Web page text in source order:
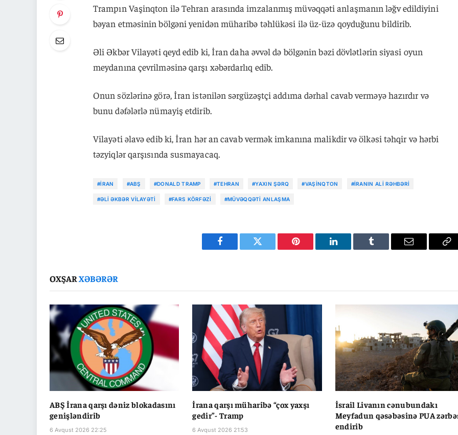
Trampın Vaşinqton ilə Tehran arasında imzalanmış müvəqqəti anlaşmanın ləğv edildiyini
bəyan etməsinin bölgəni yenidən müharibə təhlükəsi ilə üz-üzə qoyduğunu bildirib.
Əli Əkbər Vilayəti qeyd edib ki, İran daha əvvəl də bölgənin bəzi dövlətlərin siyasi oyun
meydanına çevrilməsinə qarşı xəbərdarlıq edib.
Onun sözlərinə görə, İran istənilən sərgüzəştçi addıma dərhal cavab verməyə hazırdır və
bunu dəfələrlə nümayiş etdirib.
Vilayəti əlavə edib ki, İran hər an cavab vermək imkanına malikdir və ölkəsi təhqir və hərbi
təzyiqlər qarşısında susmayacaq.
#İRAN #ABŞ #DONALD TRAMP #TEHRAN #YAXIN ŞƏRQ #VAŞINQTON #İRANIN ALI RƏHBƏRI
#ƏLI ƏKBƏR VILAYƏTI #FARS KÖRFƏZI #MÜVƏQQƏTI ANLAŞMA
Facebook Twitter Pinterest LinkedIn Tumblr Email
OXŞARXƏBƏRƏR
ABŞ İrana qarşı dəniz blokadasını
genişləndirib
6 Avqust 2026 22:25
İrana qarşı müharibə “çox yaxşı
gedir”- Tramp
6 Avqust 2026 21:53
İsrail Livanın cənubundakı
Meyfadun qəsəbəsinə PUA
endirib